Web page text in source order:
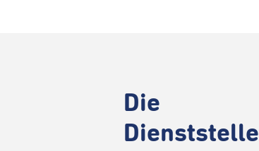
Die
Dienststelle